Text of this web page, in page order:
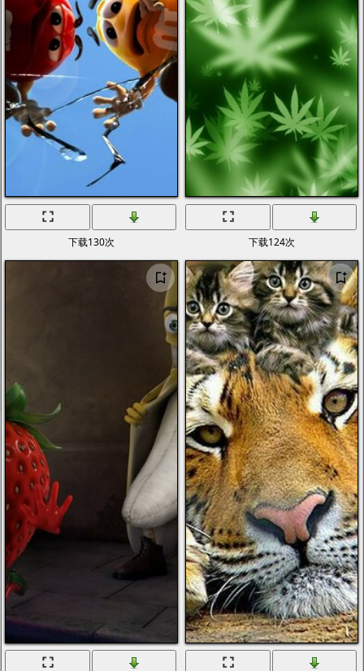
下载130次 下载124次